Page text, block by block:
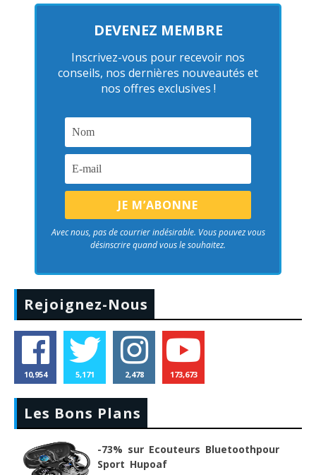
DEVENEZ MEMBRE
Inscrivez-vous pour recevoir nos
conseils, nos dernières nouveautés et
nos offres exclusives !
Avec nous, pas de courrier indésirable. Vous pouvez vous
désinscrire quand vous le souhaitez.
Rejoignez-Nous
10,954 5,171 2,478 173,673
Les Bons Plans
-73% sur Ecouteurs Bluetoothpour
Sport Hupoaf